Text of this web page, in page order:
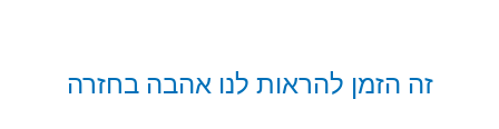
זה הזמן להראות לנו אהבה בחזרה